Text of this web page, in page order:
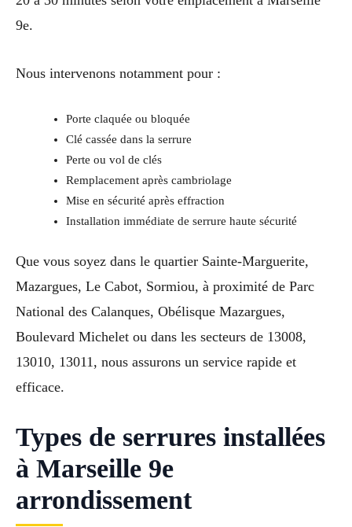
9e.
Nous intervenons notamment pour :
Porte claquée ou bloquée
Clé cassée dans la serrure
Perte ou vol de clés
Remplacement après cambriolage
Mise en sécurité après effraction
Installation immédiate de serrure haute sécurité
Que vous soyez dans le quartier Sainte-Marguerite,
Mazargues, Le Cabot, Sormiou, à proximité de Parc
National des Calanques, Obélisque Mazargues,
Boulevard Michelet ou dans les secteurs de 13008,
13010, 13011, nous assurons un service rapide et
efficace.
Types de serrures installées
à Marseille 9e
arrondissement